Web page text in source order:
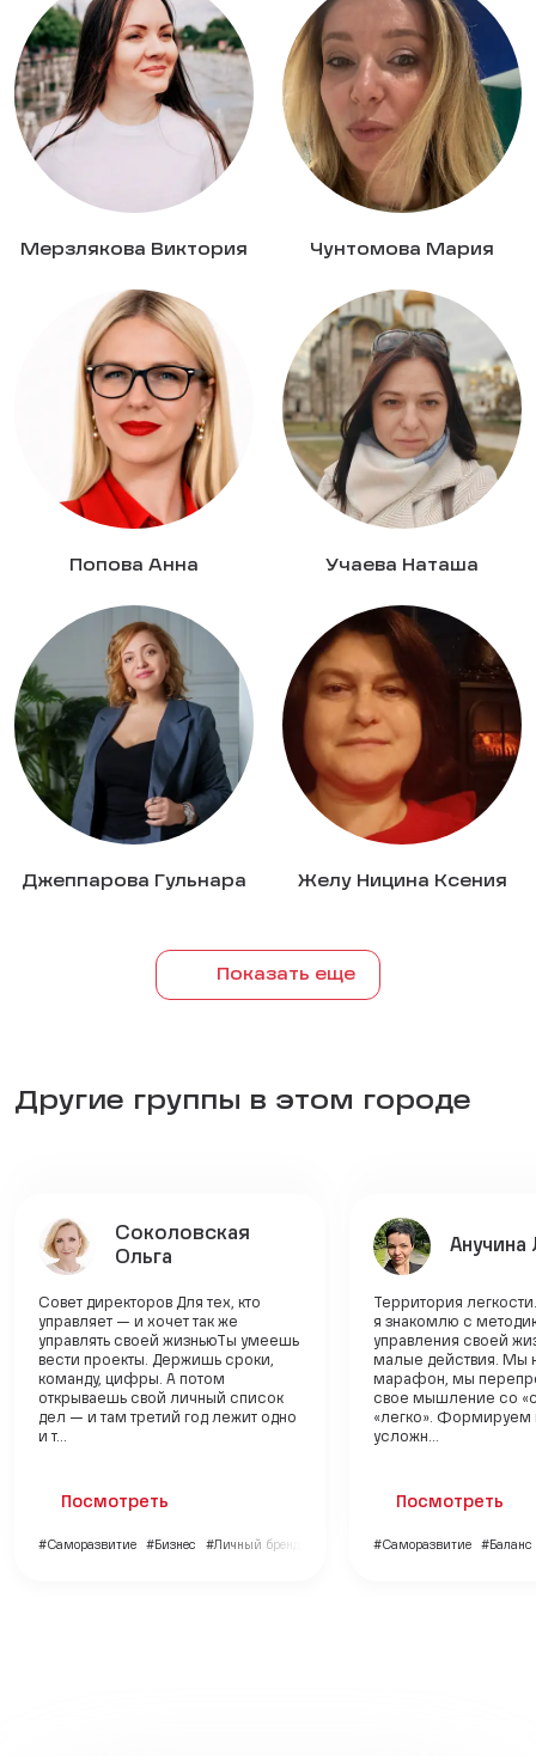
Мерзлякова Виктория Чунтомова Мария
Попова Анна Учаева Наташа
Джеппарова Гульнара Желу Ницина Ксения
Показать еще
Другие группы в этом городе
Соколовская
Ольга
Совет директоров Для тех, кто
управляет — и хочет так же
управлять своей жизньюТы умеешь
вести проекты. Держишь сроки,
команду, цифры. А потом
открываешь свой личный список
дел — и там третий год лежит одно
и т...
Посмотреть
#Саморазвитие #Бизнес #Личный бренд
Территория
я знакомлю с
управления своей
малые действия. Мы
марафон, мы
свое мышление со
«легко». Формируем
усложн...
Посмотреть
#Саморазвитие